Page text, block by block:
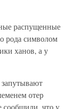
распущенные
рода символом
ханов, а у
отер
сообщили, что у